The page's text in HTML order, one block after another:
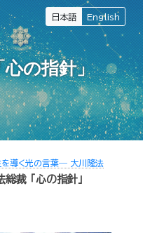
日本語 English
心の指針」
を導く光の言葉― 大川隆法
裁 「心の指針」